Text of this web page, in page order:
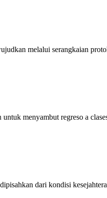
melalui serangkaian
menyambut regreso a
dari kondisi